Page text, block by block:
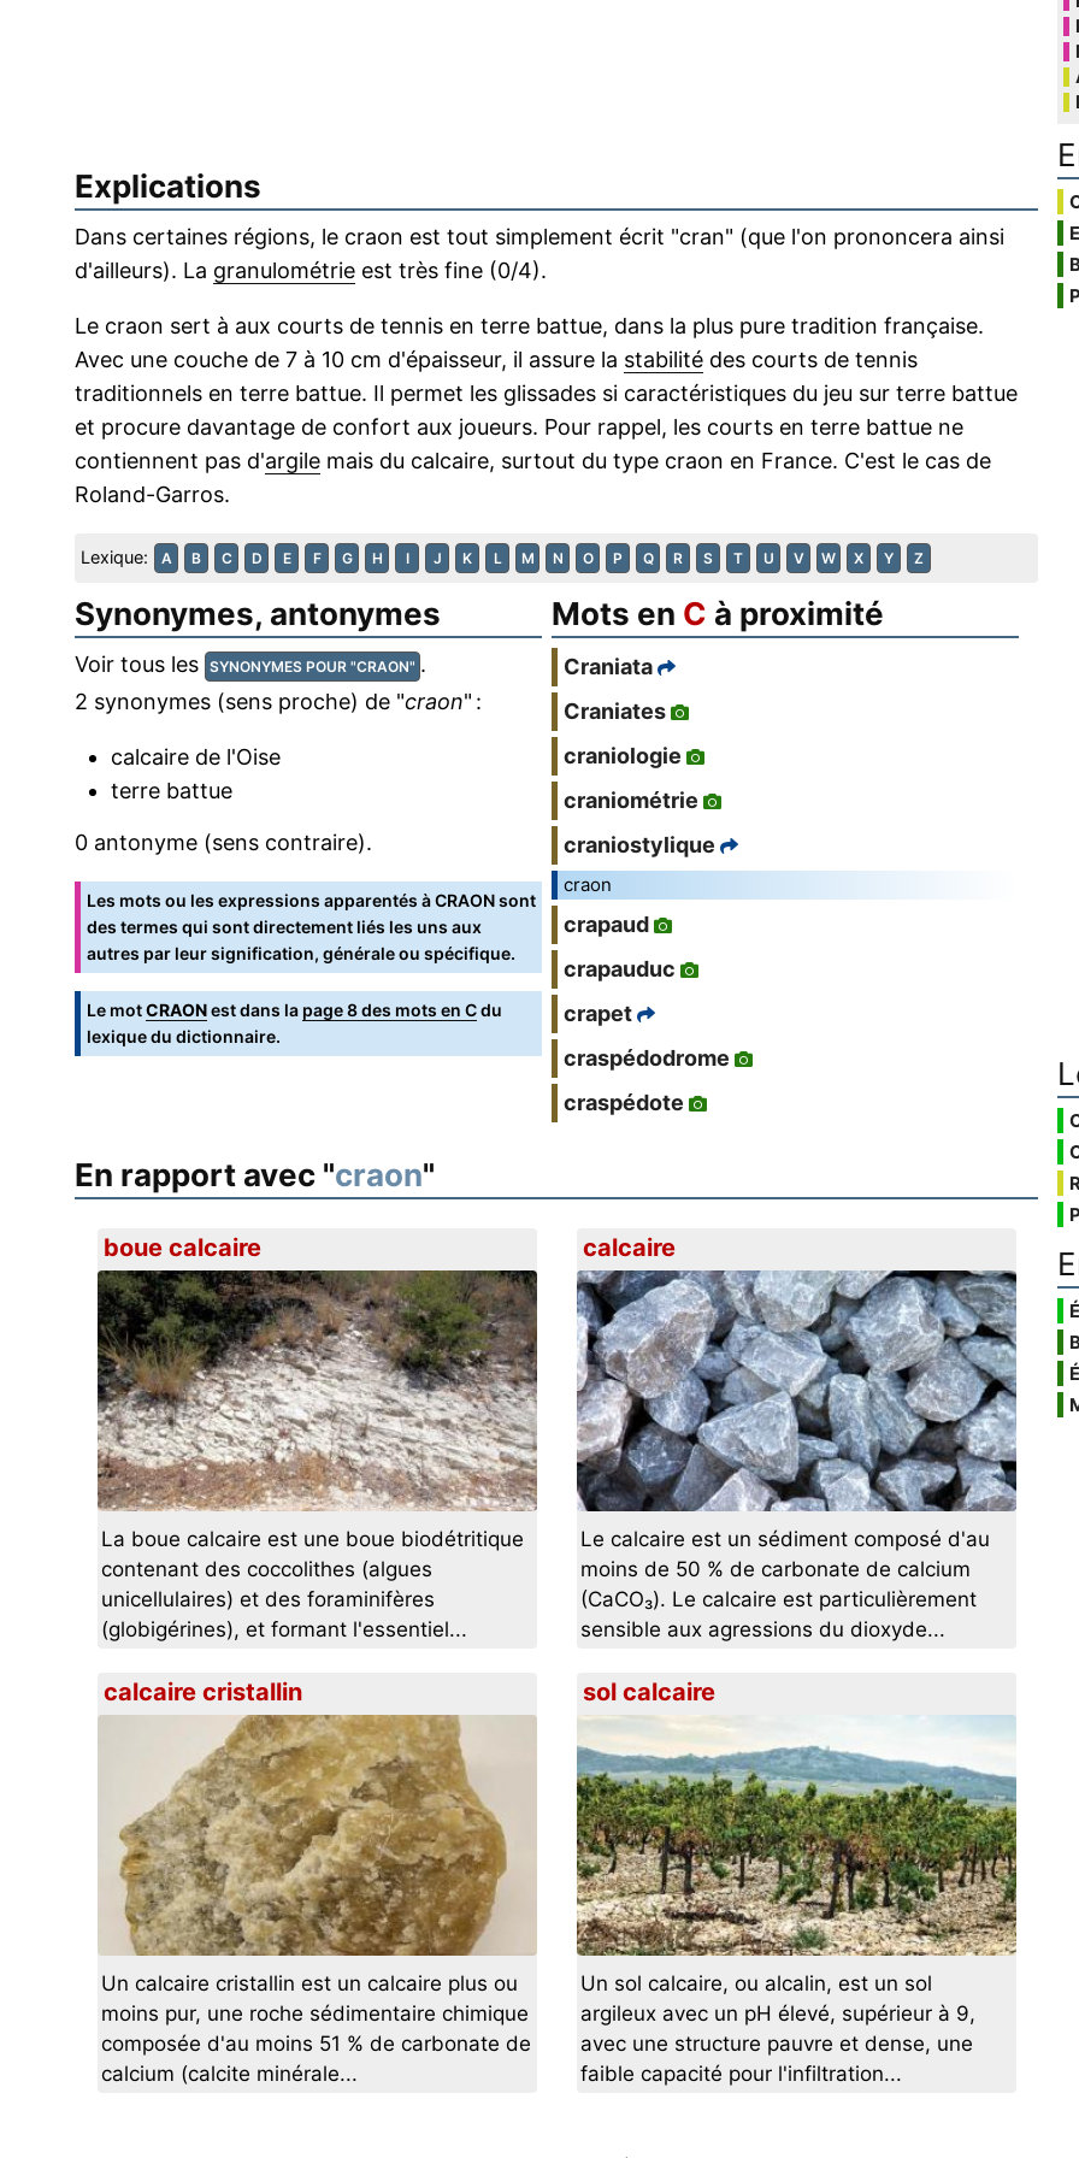
Explications
Dans certaines régions, le craon est tout simplement écrit "cran" (que l'on prononcera ainsi
d'ailleurs). La granulométrie est très fine (0/4).
Le craon sert à aux courts de tennis en terre battue, dans la plus pure tradition française.
Avec une couche de 7 à 10 cm d'épaisseur, il assure la stabilité des courts de tennis
traditionnels en terre battue. Il permet les glissades si caractéristiques du jeu sur terre battue
et procure davantage de confort aux joueurs. Pour rappel, les courts en terre battue ne
contiennent pas d'argile mais du calcaire, surtout du type craon en France. C'est le cas de
Roland-Garros.
Lexique: A B C D E F G H I J K L M N O P Q R S T U V W X Y Z
Synonymes, antonymes
Voir tous les SYNONYMES POUR "CRAON" .
2 synonymes (sens proche) de "craon" :
calcaire de l'Oise
terre battue
0 antonyme (sens contraire).
Les mots ou les expressions apparentés à CRAON sont
des termes qui sont directement liés les uns aux
autres par leur signification, générale ou spécifique.
Le motCRAONest dans la page 8 des mots en Cdu
lexique du dictionnaire.
Mots en C à proximité
Craniata
Craniates
craniologie
craniométrie
craniostylique
craon
crapaud
crapauduc
crapet
craspédodrome
craspédote
En rapport avec "craon"
boue calcaire
La boue calcaire est une boue biodétritique
contenant des coccolithes (algues
unicellulaires) et des foraminifères
(globigérines), et formant l'essentiel...
calcaire
Le calcaire est un sédiment composé d'au
moins de 50 % de carbonate de calcium
(CaCO₃). Le calcaire est particulièrement
sensible aux agressions du dioxyde...
calcaire cristallin
Un calcaire cristallin est un calcaire plus ou
moins pur, une roche sédimentaire chimique
composée d'au moins 51 % de carbonate de
calcium (calcite minérale...
sol calcaire
Un sol calcaire, ou alcalin, est un sol
argileux avec un pH élevé, supérieur à 9,
avec une structure pauvre et dense, une
faible capacité pour l'infiltration...